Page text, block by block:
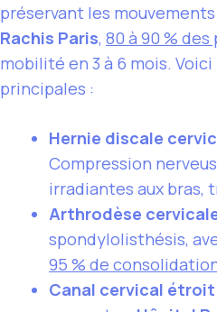
préservant les mouvements
Rachis Paris, 80 à 90 %
mobilité en 3 à 6 mois.
principales :
Hernie discale
Compression
irradiantes aux bras,
Arthrodèse
spondylolisthésis,
95 % de
Canal cervical étroit